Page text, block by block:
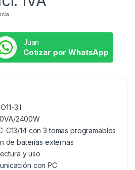
Juan
Cotizar por WhatsApp
3 I
2400W
C13/14 con 3 tomas programables
de baterías externas
y uso
con PC